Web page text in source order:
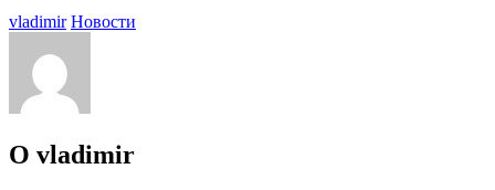
vladimir Новости
О vladimir